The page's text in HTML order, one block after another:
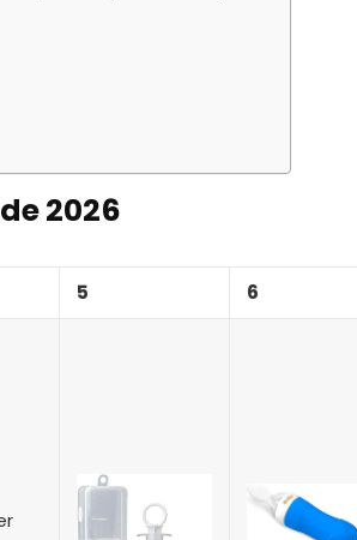
2026
5 6